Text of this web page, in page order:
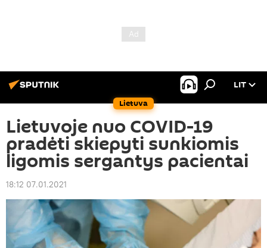
Lietuva
LIT
Lietuvoje nuo COVID-19
pradėti skiepyti sunkiomis
ligomis sergantys pacientai
18:12 07.01.2021